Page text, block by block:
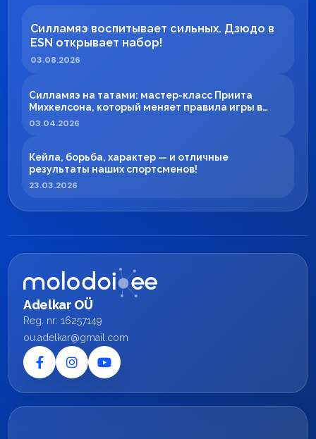
Силламяэ воспитывает сильных. Дзюдо в
ESN открывает набор!
03.08.2026
Силламяэ на татами: мастер-класс Приита
Михкелсона, который меняет правила игры в
регионе
03.04.2026
Кейла, борьба, характер — и отличные
результаты наших спортсменов!
23.03.2026
Adelkar OÜ
Reg. nr: 16257149
ou.adelkar@gmail.com